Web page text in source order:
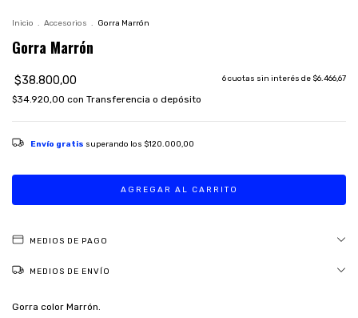
Inicio . Accesorios . Gorra Marrón
Gorra Marrón
$38.800,00 6cuotas sin interés de $6.466,67
$34.920,00 con Transferencia o depósito
Envío gratis superando los $120.000,00
MEDIOS DE PAGO
MEDIOS DE ENVÍO
Gorra color Marrón.